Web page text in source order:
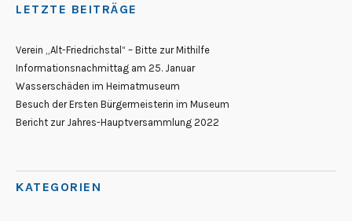
LETZTE BEITRÄGE
Verein „Alt-Friedrichstal“ – Bitte zur Mithilfe
Informationsnachmittag am 25. Januar
Wasserschäden im Heimatmuseum
Besuch der Ersten Bürgermeisterin im Museum
Bericht zur Jahres-Hauptversammlung 2022
KATEGORIEN